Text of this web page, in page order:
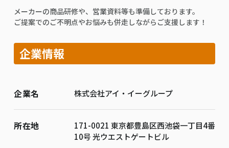
メーカーの商品研修や、営業資料等も準備しております。
ご提案でのご不明点やお悩みも併走しながらご支援します！
企業情報
企業名 株式会社アイ・イーグループ
所在地
171-0021 東京都豊島区西池袋一丁目4番
10号 光ウエストゲートビル